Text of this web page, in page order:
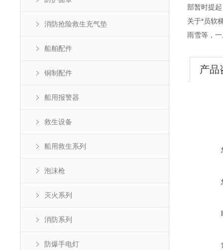
消防抢险救生充气垫
船舶配件
铜制配件
船用报警器
救生设备
船用救生系列
泡沫枪
灭火系列
消防系列
防爆手电灯
部暂时提
关于*员软
雨雪等，
产品